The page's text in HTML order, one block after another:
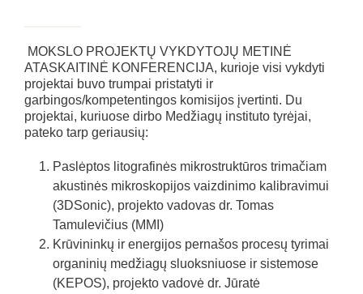
MOKSLO PROJEKTŲ VYKDYTOJŲ METINĖ
ATASKAITINĖ KONFERENCIJA, kurioje visi vykdyti
projektai buvo trumpai pristatyti ir
garbingos/kompetentingos komisijos įvertinti. Du
projektai, kuriuose dirbo Medžiagų instituto tyrėjai,
pateko tarp geriausių:
Paslėptos litografinės mikrostruktūros trimačiam
akustinės mikroskopijos vaizdinimo kalibravimui
(3DSonic), projekto vadovas dr. Tomas
Tamulevičius (MMI)
Krūvininkų ir energijos pernašos procesų tyrimai
organinių medžiagų sluoksniuose ir sistemose
(KEPOS), projekto vadovė dr. Jūratė